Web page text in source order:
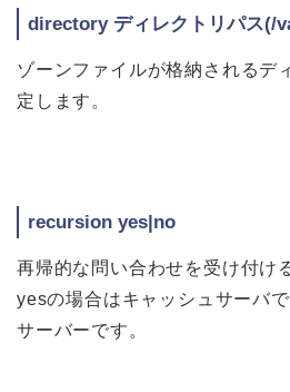
directory ディレクトリパス(/
ゾーンファイルが格納されるデ
定します。
recursion yes|no
再帰的な問い合わせを受け付け
yesの場合はキャッシュサーバ
サーバーです。